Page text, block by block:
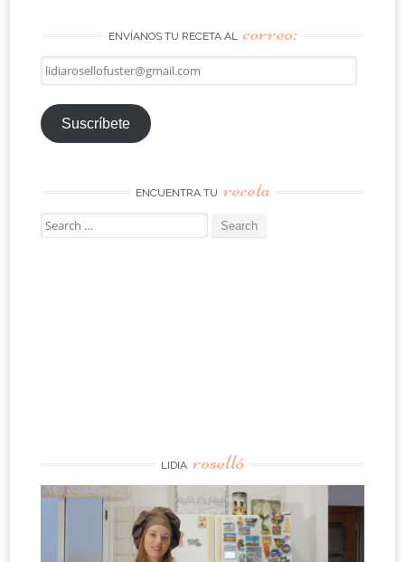
ENVÍANOS TU RECETA AL correo:
lidiarosellofuster@gmail.com
Suscríbete
ENCUENTRA TU receta
Search
for:
LIDIA roselló